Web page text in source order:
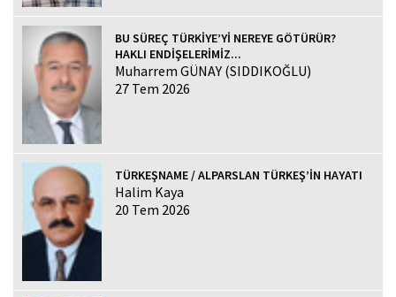
BU SÜREÇ TÜRKİYE’Yİ NEREYE GÖTÜRÜR?
HAKLI ENDİŞELERİMİZ...
Muharrem GÜNAY (SIDDIKOĞLU)
27 Tem 2026
TÜRKEŞNAME / ALPARSLAN TÜRKEŞ’İN HAYATI
Halim Kaya
20 Tem 2026